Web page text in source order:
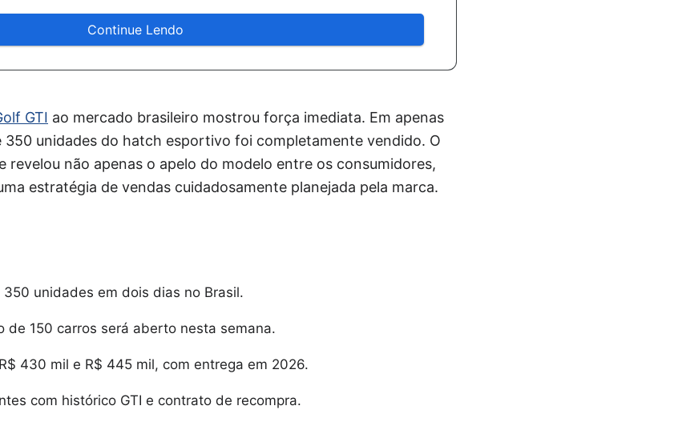
Continue Lendo
GTI ao mercado brasileiro mostrou força imediata. Em apenas
350 unidades do hatch esportivo foi completamente vendido. O
revelou não apenas o apelo do modelo entre os consumidores,
estratégia de vendas cuidadosamente planejada pela marca.
350 unidades em dois dias no Brasil.
de 150 carros será aberto nesta semana.
430 mil e R$ 445 mil, com entrega em 2026.
com histórico GTI e contrato de recompra.